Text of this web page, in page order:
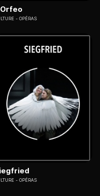
OPÉRAS
OPÉRAS